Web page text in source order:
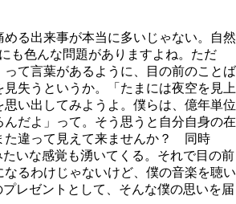
る出来事が本当に多いじゃない。自然
も色んな問題がありますよね。ただ
って言葉があるように、目の前のことば
失うというか。「たまには夜空を見上
い出してみようよ。僕らは、億年単位
だよ」って。そう思うと自分自身の在
た違って見えて来ませんか？ 同時
いな感覚も湧いてくる。それで目の前
るわけじゃないけど、僕の音楽を聴い
レゼントとして、そんな僕の思いを届